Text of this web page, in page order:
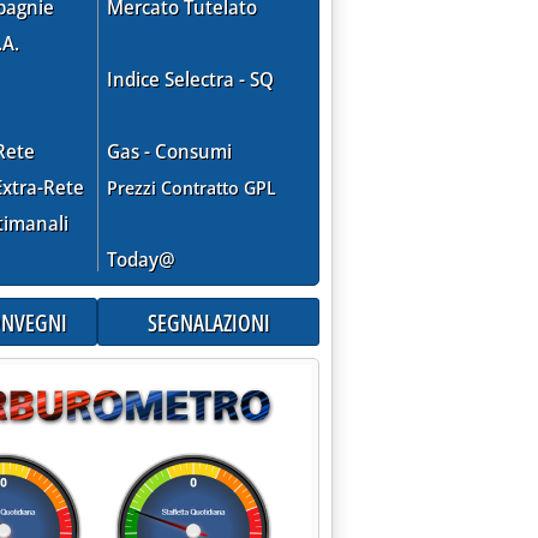
Rete
Mercato Tutelato
Indice Selectra - SQ
Gas - Consumi
Prezzi Contratto GPL
Today@
SEGNALAZIONI